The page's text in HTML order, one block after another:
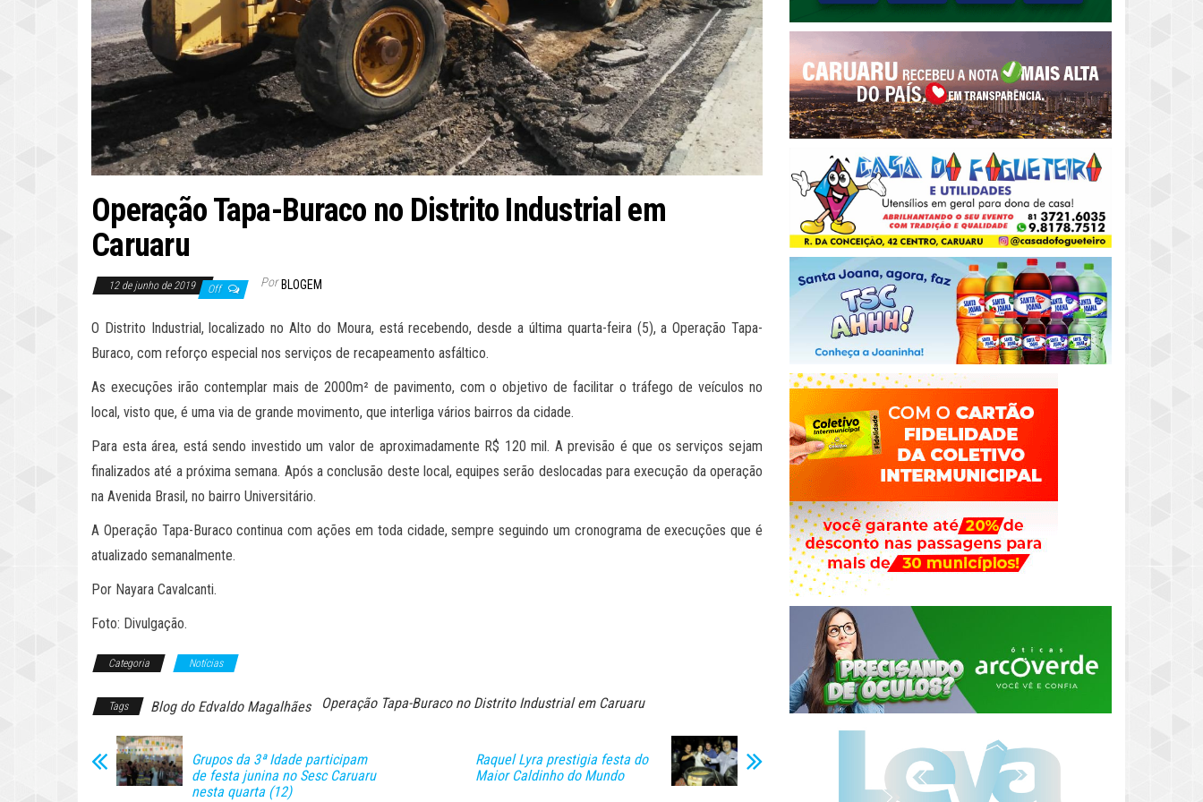
Operação Tapa-Buraco no Distrito Industrial em
Caruaru
12 de junho de 2019 Off Por BLOGEM
O Distrito Industrial, localizado no Alto do Moura, está recebendo, desde a última quarta-feira (5), a Operação Tapa-
Buraco, com reforço especial nos serviços de recapeamento asfáltico.
As execuções irão contemplar mais de 2000m² de pavimento, com o objetivo de facilitar o tráfego de veículos no
local, visto que, é uma via de grande movimento, que interliga vários bairros da cidade.
Para esta área, está sendo investido um valor de aproximadamente R$ 120 mil. A previsão é que os serviços sejam
finalizados até a próxima semana. Após a conclusão deste local, equipes serão deslocadas para execução da operação
na Avenida Brasil, no bairro Universitário.
A Operação Tapa-Buraco continua com ações em toda cidade, sempre seguindo um cronograma de execuções que é
atualizado semanalmente.
Por Nayara Cavalcanti.
Foto: Divulgação.
Categoria Notícias
Tags Blog do Edvaldo Magalhães Operação Tapa-Buraco no Distrito Industrial em Caruaru
Grupos da 3ª Idade participam
de festa junina no Sesc Caruaru
nesta quarta (12)
Raquel Lyra prestigia festa do
Maior Caldinho do Mundo